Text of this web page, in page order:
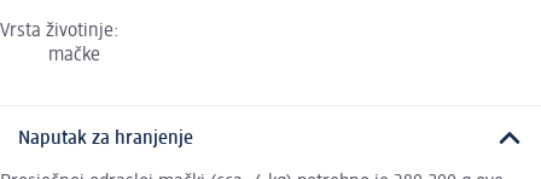
Vrsta životinje:
mačke
Naputak za hranjenje